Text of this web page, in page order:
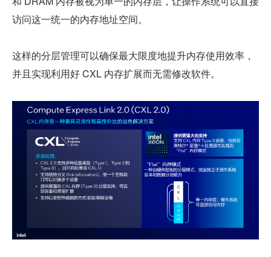
访问这一统一的内存地址空间。
这样的分层管理可以确保最大限度地提升内存使用效率，
并且实现利用好 CXL 内存扩展而无需修改软件。